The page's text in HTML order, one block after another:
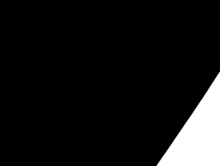
фото. Доставка пришла
друзьям!